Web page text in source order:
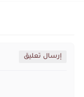
إرسال تعليق